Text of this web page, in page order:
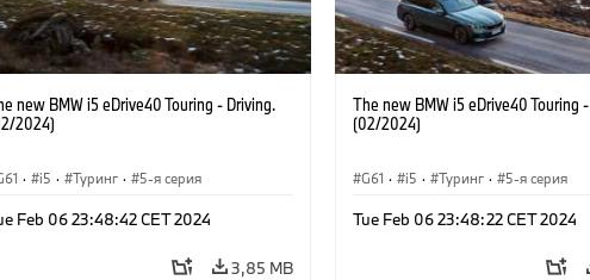
new BMW i5 eDrive40 Touring - Driving.
2024)
· i5 · Туринг · 5-я серия
Feb 06 23:48:42 CET 2024
3,85 MB
The new BMW i5 eDrive40 Touring
(02/2024)
G61 · i5 · Туринг · 5-я серия
Tue Feb 06 23:48:22 CET 2024